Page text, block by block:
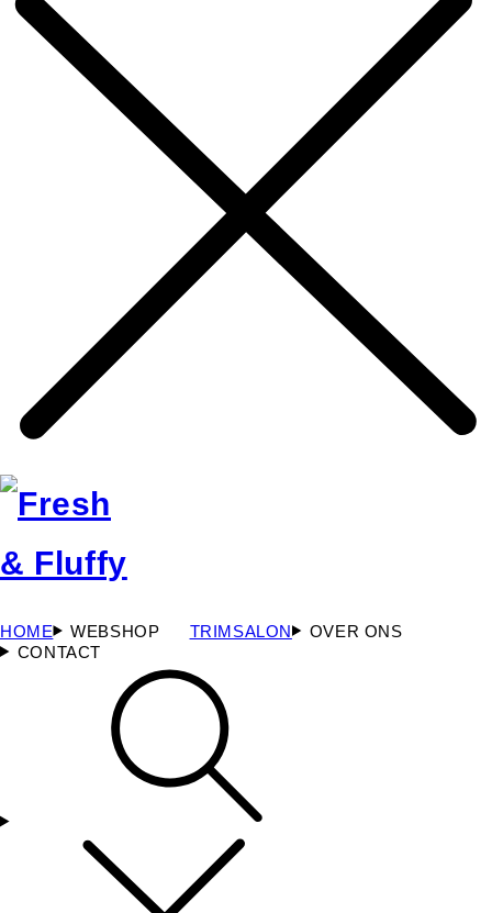
HOME WEBSHOP TRIMSALON
OVER ONS
CONTACT